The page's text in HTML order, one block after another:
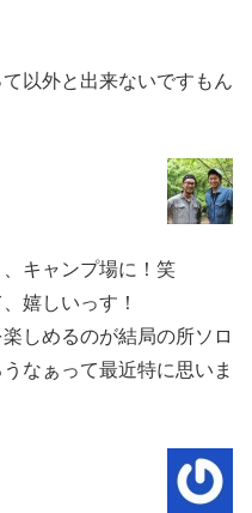
以外と出来ないですもん
キャンプ場に！笑
嬉しいっす！
しめるのが結局の所ソロ
なぁって最近特に思いま